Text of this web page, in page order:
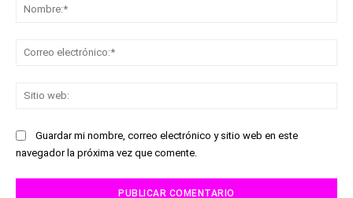
Guardar mi nombre, correo electrónico y sitio web en este
navegador la próxima vez que comente.